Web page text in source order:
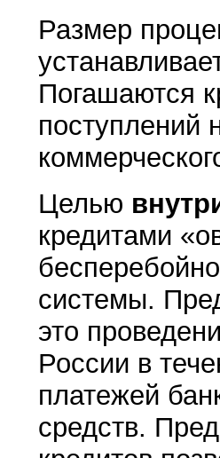
Размер
Погашаются
поступлений
Целью
кредитами
системы.
это
России в
платежей
средств.